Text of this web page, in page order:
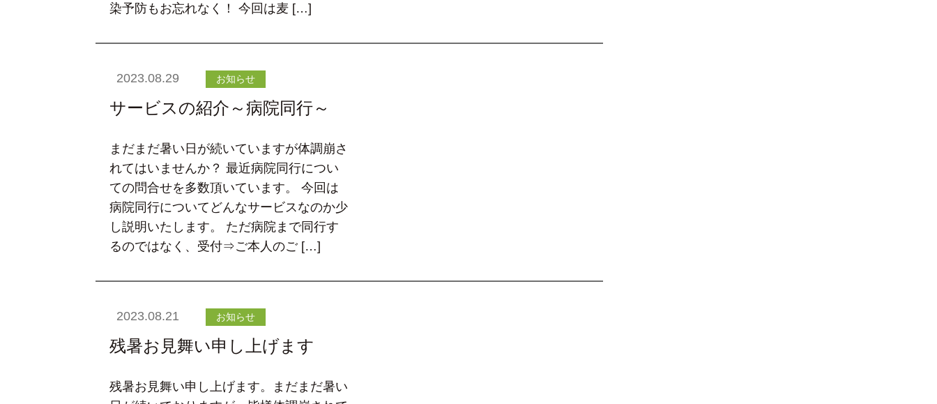
染予防もお忘れなく！ 今回は麦 […]
2023.08.29 お知らせ
サービスの紹介～病院同行～
まだまだ暑い日が続いていますが体調崩さ
れてはいませんか？ 最近病院同行につい
ての問合せを多数頂いています。 今回は
病院同行についてどんなサービスなのか少
し説明いたします。 ただ病院まで同行す
るのではなく、受付⇒ご本人のご […]
2023.08.21 お知らせ
残暑お見舞い申し上げます
残暑お見舞い申し上げます。まだまだ暑い